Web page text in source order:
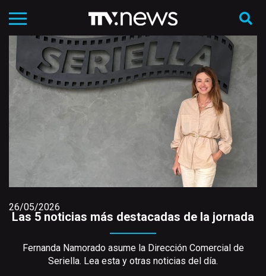
26/05/2026
Las 5 noticias más destacadas de la jornada
Fernanda Namorado asume la Dirección Comercial de
Seriella. Lea esta y otras noticias del día.